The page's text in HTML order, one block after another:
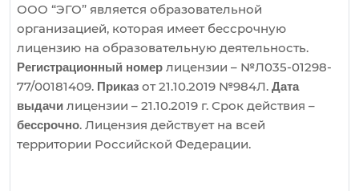
ООО “ЭГО” является образовательной
организацией, которая имеет бессрочную
лицензию на образовательную деятельность.
Регистрационный номер лицензии – №Л035-01298-
77/00181409. Приказ от 21.10.2019 №984Л. Дата
выдачи лицензии – 21.10.2019 г. Срок действия –
бессрочно. Лицензия действует на всей
территории Российской Федерации.